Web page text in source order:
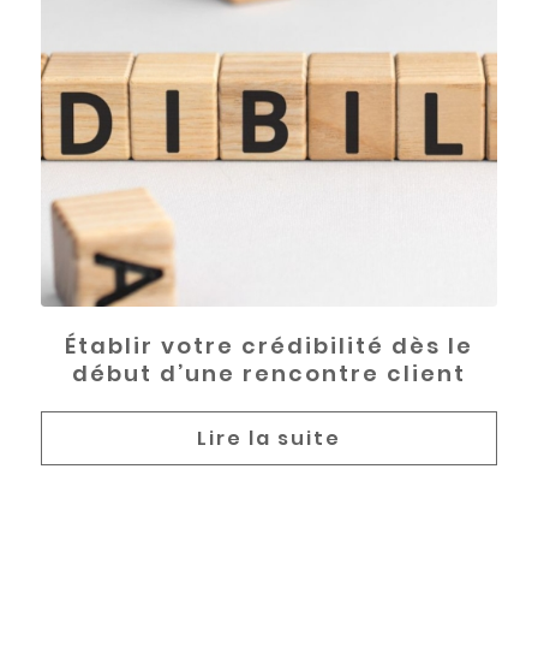
Établir votre crédibilité dès le
début d’une rencontre client